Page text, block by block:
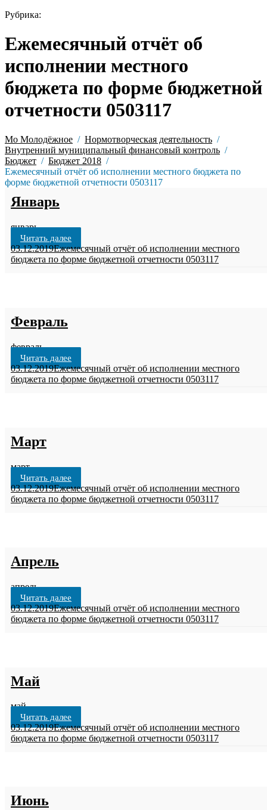
Рубрика:
Ежемесячный отчёт об
исполнении местного
бюджета по форме бюджетной
отчетности 0503117
Мо Молодёжное
Нормотворческая деятельность
Внутренний муниципальный финансовый контроль
Бюджет
Бюджет 2018
Ежемесячный отчёт об исполнении местного бюджета по
форме бюджетной отчетности 0503117
Январь
январь
Читать далее
03.12.2019Ежемесячный отчёт об исполнении местного
бюджета по форме бюджетной отчетности 0503117
Февраль
февраль
Читать далее
03.12.2019Ежемесячный отчёт об исполнении местного
бюджета по форме бюджетной отчетности 0503117
Март
март
Читать далее
03.12.2019Ежемесячный отчёт об исполнении местного
бюджета по форме бюджетной отчетности 0503117
Апрель
апрель
Читать далее
03.12.2019Ежемесячный отчёт об исполнении местного
бюджета по форме бюджетной отчетности 0503117
Май
май
Читать далее
03.12.2019Ежемесячный отчёт об исполнении местного
бюджета по форме бюджетной отчетности 0503117
Июнь